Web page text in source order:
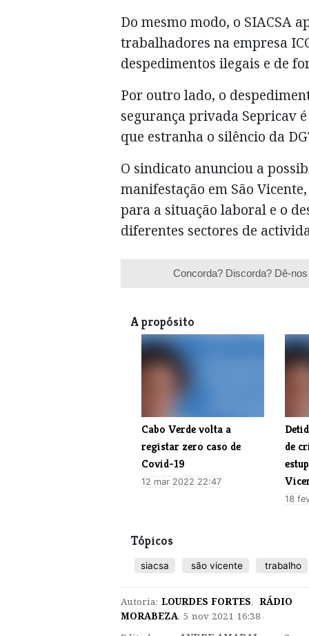
Do mesmo modo, o SIACSA
trabalhadores na empresa
despedimentos ilegais e de
Por outro lado, o
segurança privada Sepricav
que estranha o silêncio da
O sindicato anunciou a
manifestação em São
para a situação laboral e o
diferentes sectores de
Concorda? Discorda? Dê-
A propósito
Cabo Verde volta a
registar zero caso de
Covid-19
12 mar 2022 22:47
de
18
Tópicos
siacsa são vicente trabalho
Autoria: LOURDES FORTES, RÁDIO
MORABEZA, 5 nov 2021 16:38